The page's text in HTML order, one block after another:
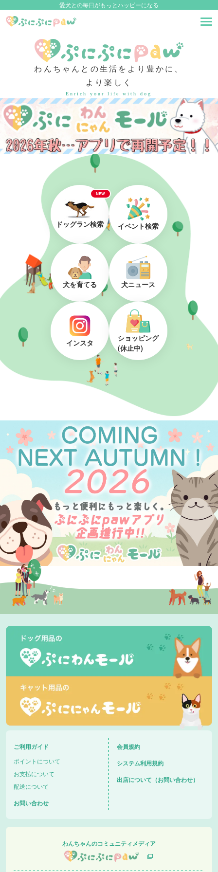
愛犬との毎日がもっとハッピーになる
わんちゃんとの生活をより豊かに、
より楽しく
Enrich your life with dog
NEW
ドッグラン検索 イベント検索
犬を育てる 犬ニュース
インスタ
ショッピング
(休止中)
ご利用ガイド
ポイントについて
お支払について
配送について
お問い合わせ
会員規約
システム利用規約
出店について（お問い合わせ）
わんちゃんのコミュニティメディア